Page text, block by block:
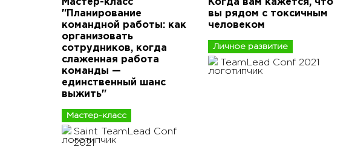
Мастер-класс
"Планирование
командной работы: как
организовать
сотрудников, когда
слаженная работа
команды —
единственный шанс
выжить"
Мастер-класс
Saint TeamLead Conf
2021
Когда вам кажется, что
вы рядом с токсичным
человеком
Личное развитие
TeamLead Conf 2021